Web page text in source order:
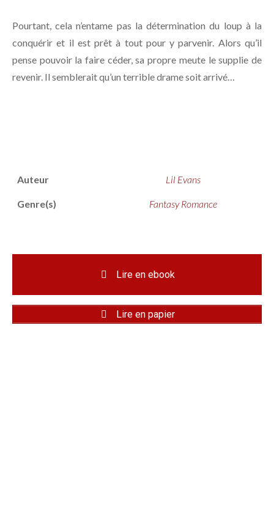
Pourtant, cela n’entame pas la détermination du loup à la
conquérir et il est prêt à tout pour y parvenir. Alors qu’il
pense pouvoir la faire céder, sa propre meute le supplie de
revenir. Il semblerait qu’un terrible drame soit arrivé…
Auteur Lil Evans
Genre(s) Fantasy Romance
Lire en ebook
Lire en papier